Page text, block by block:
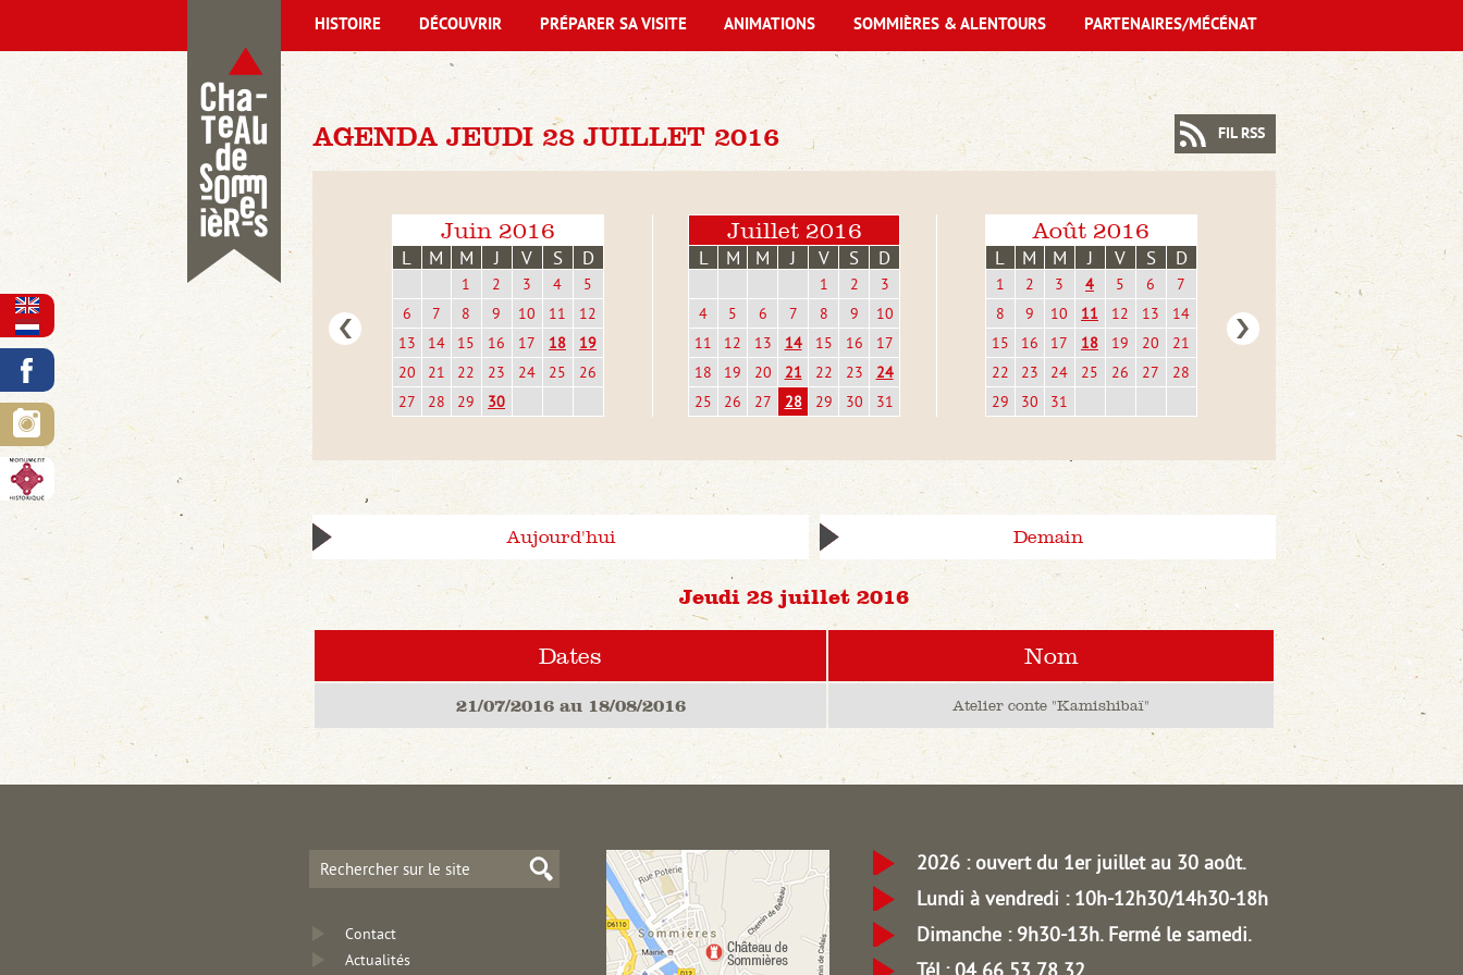
AGENDA JEUDI 28 JUILLET 2016
Juin 2016
L M M J V S D
1 2 3 4
5
6
7 8 9 10 11
12
13
14 15 16 17 18
19
20
21 22 23 24 25
26
27
28 29 30
Juillet 2016
L M M J V S D
1 2
3
4
5 6 7 8 9
10
11
12 13 14 15 16
17
18
19 20 21 22 23
24
25
26 27 28 29 30 31
Août 2016
L M M J V S D
1 2 3 4 5 6
7
8
9 10 11 12 13
14
15
16 17 18 19 20
21
22
23 24 25 26 27
28
29
30 31
Aujourd'hui Demain
Jeudi 28 juillet 2016
FIL RSS
Dates Nom
21/07/2016 au 18/08/2016 Atelier conte "Kamishibaï"
HISTOIRE DÉCOUVRIR PRÉPARER SA VISITE ANIMATIONS SOMMIÈRES & ALENTOURS PARTENAIRES/MÉCÉNAT
Contact
Actualités
2026 : ouvert du 1er juillet au 30 août.
Lundi à vendredi : 10h-12h30/14h30-18h
Dimanche : 9h30-13h. Fermé le samedi.